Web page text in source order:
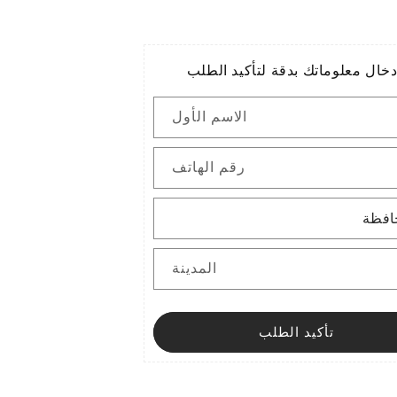
معلوماتك بدقة لتأكيد الطلب
الاسم الأول
رقم الهاتف
المدينة
تأكيد الطلب